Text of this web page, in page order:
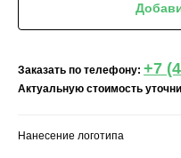
Заказать по телефону: +7
Актуальную стоимость
Нанесение логотипа